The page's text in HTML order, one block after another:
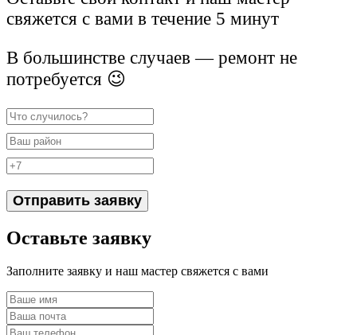
свяжется с вами в течение 5 минут
В большинстве случаев — ремонт не
потребуется 😉
Отправить заявку
Оставьте заявку
Заполните заявку и наш мастер свяжется с вами